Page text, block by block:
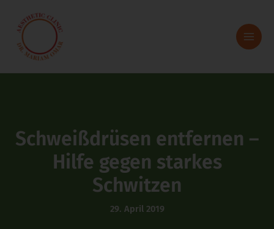
Inhalt
springen
Schweißdrüsen entfernen –
Hilfe gegen starkes
Schwitzen
29. April 2019